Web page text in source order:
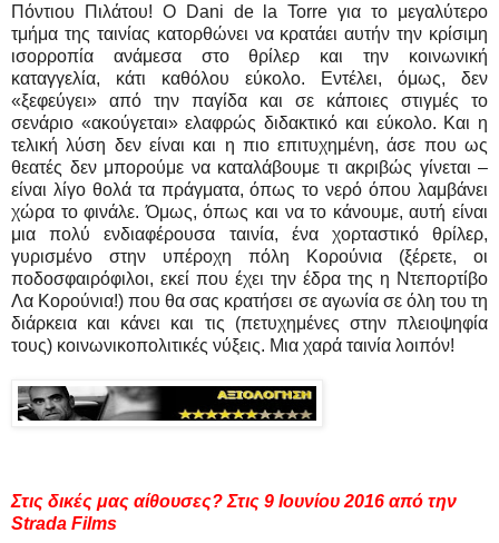
Πόντιου Πιλάτου! Ο Dani de la Torre για το μεγαλύτερο
τμήμα της ταινίας κατορθώνει να κρατάει αυτήν την κρίσιμη
ισορροπία ανάμεσα στο θρίλερ και την κοινωνική
καταγγελία, κάτι καθόλου εύκολο. Εντέλει, όμως, δεν
«ξεφεύγει» από την παγίδα και σε κάποιες στιγμές το
σενάριο «ακούγεται» ελαφρώς διδακτικό και εύκολο. Και η
τελική λύση δεν είναι και η πιο επιτυχημένη, άσε που ως
θεατές δεν μπορούμε να καταλάβουμε τι ακριβώς γίνεται –
είναι λίγο θολά τα πράγματα, όπως το νερό όπου λαμβάνει
χώρα το φινάλε. Όμως, όπως και να το κάνουμε, αυτή είναι
μια πολύ ενδιαφέρουσα ταινία, ένα χορταστικό θρίλερ,
γυρισμένο στην υπέροχη πόλη Κορούνια (ξέρετε, οι
ποδοσφαιρόφιλοι, εκεί που έχει την έδρα της η Ντεπορτίβο
Λα Κορούνια!) που θα σας κρατήσει σε αγωνία σε όλη του τη
διάρκεια και κάνει και τις (πετυχημένες στην πλειοψηφία
τους) κοινωνικοπολιτικές νύξεις. Μια χαρά ταινία λοιπόν!
Στις δικές μας αίθουσες? Στις 9 Ιουνίου 2016 από την
Strada Films